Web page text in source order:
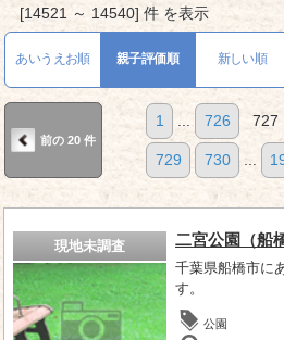
[14521 ～ 14540] 件 を表示
あいうえお順 親子評価順 新しい順
前の 20 件
1 ... 726 727
729 730 ...
現地未調査 二宮公園（船
千葉県船橋市に
す。
公園